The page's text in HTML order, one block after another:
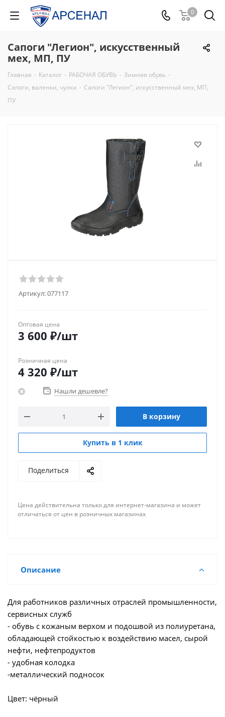
0
Сапоги "Легион", искусственный
мех, МП, ПУ
Главная - Каталог - РАБОЧАЯ ОБУВЬ - Зимняя обувь -
Сапоги, валенки, чулки - Сапоги "Легион", искусственный мех, МП,
ПУ
Артикул:077117
Оптовая цена
3 600 ₽/шт
Розничная цена
4 320 ₽/шт
Нашли дешевле?
В корзину
Купить в 1 клик
Поделиться
Цена действительна только для интернет-магазина и может
отличаться от цен в розничных магазинах
Описание
Для работников различных отраслей промышленности,
сервисных служб
- обувь с кожаным верхом и подошвой из полиуретана,
обладающей стойкостью к воздействию масел, сырой
нефти, нефтепродуктов
- удобная колодка
-металлический подносок
Цвет: чёрный